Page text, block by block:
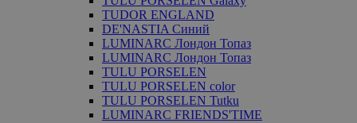
TUDOR ENGLAND
DE'NASTIA Синий
LUMINARC Лондон Топаз
LUMINARC Лондон Топаз
TULU PORSELEN
TULU PORSELEN color
TULU PORSELEN Tutku
LUMINARC FRIENDS'TIME